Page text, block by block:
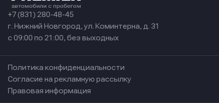
+7 (831) 280-48-45
г. Нижний Новгород, ул. Коминтерна, д. 31
с 09:00 по 21:00, без выходных
Политика конфиденциальности
Согласие на рекламную рассылку
Правовая информация